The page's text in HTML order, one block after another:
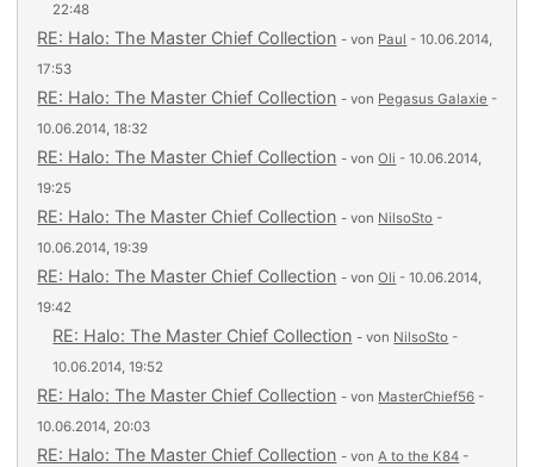
22:48
RE: Halo: The Master Chief Collection - von Paul - 10.06.2014,
17:53
RE: Halo: The Master Chief Collection - von Pegasus Galaxie -
10.06.2014, 18:32
RE: Halo: The Master Chief Collection - vonOli - 10.06.2014,
19:25
RE: Halo: The Master Chief Collection - von NilsoSto -
10.06.2014, 19:39
RE: Halo: The Master Chief Collection - vonOli - 10.06.2014,
19:42
RE: Halo: The Master Chief Collection - von NilsoSto -
10.06.2014, 19:52
RE: Halo: The Master Chief Collection - von MasterChief56 -
10.06.2014, 20:03
RE: Halo: The Master Chief Collection - vonA to the K84 -